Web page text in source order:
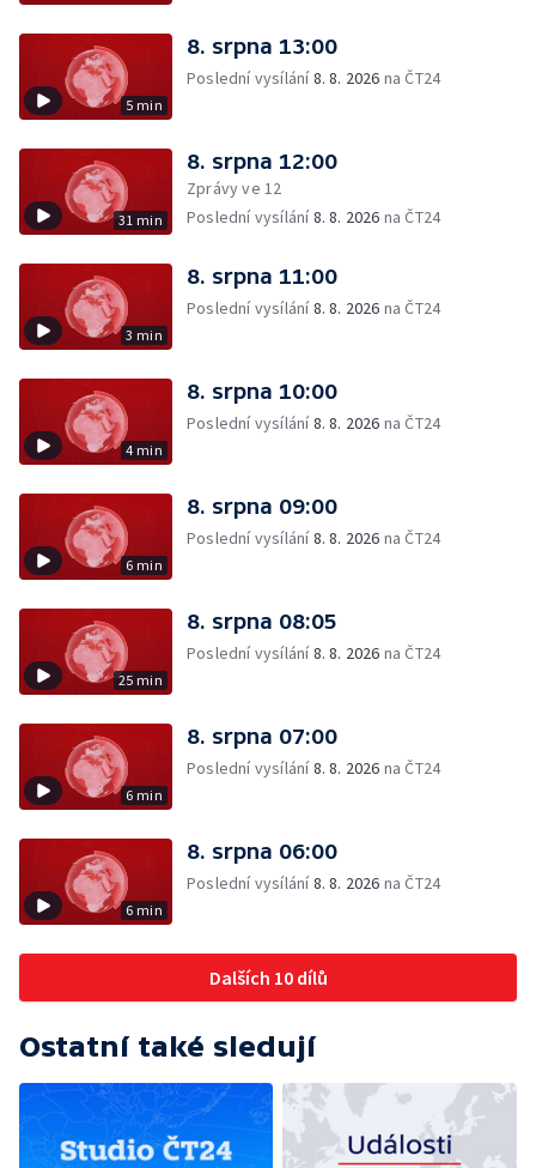
5 min
8. srpna 13:00
Poslední vysílání8. 8. 2026 na ČT24
31 min
8. srpna 12:00
Zprávy ve 12
Poslední vysílání8. 8. 2026 na ČT24
3 min
8. srpna 11:00
Poslední vysílání8. 8. 2026 na ČT24
4 min
8. srpna 10:00
Poslední vysílání8. 8. 2026 na ČT24
6 min
8. srpna 09:00
Poslední vysílání8. 8. 2026 na ČT24
25 min
8. srpna 08:05
Poslední vysílání8. 8. 2026 na ČT24
6 min
8. srpna 07:00
Poslední vysílání8. 8. 2026 na ČT24
6 min
8. srpna 06:00
Poslední vysílání8. 8. 2026 na ČT24
Dalších 10 dílů
Ostatní také sledují